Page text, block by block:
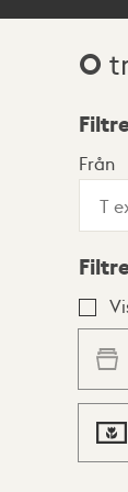
0
Från